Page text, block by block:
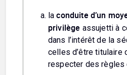
laconduite d’un
privilège assujetti à
dans l’intérêt de la
celles d’être titulaire
respecter des règles